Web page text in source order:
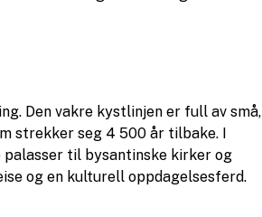
Den vakre kystlinjen er full av små,
strekker seg 4 500 år tilbake. I
til bysantinske kirker og
og en kulturell oppdagelsesferd.